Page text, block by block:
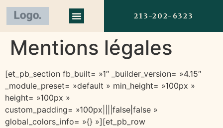
213-202-6323
Mentions légales
[et_pb_section fb_built= »1″ _builder_version= »4.15″
_module_preset= »default » min_height= »100px »
height= »100px »
custom_padding= »100px||||false|false »
global_colors_info= »{} »][et_pb_row